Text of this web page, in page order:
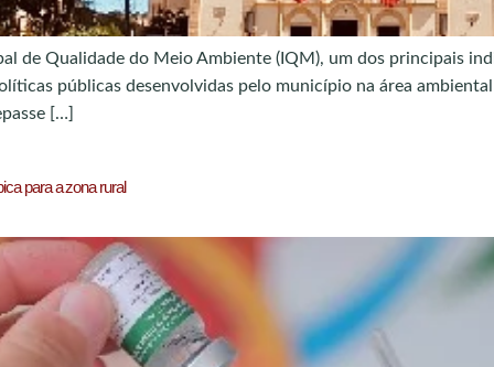
de Qualidade do Meio Ambiente (IQM), um dos principais
públicas desenvolvidas pelo município na área
[…]
para a zona rural